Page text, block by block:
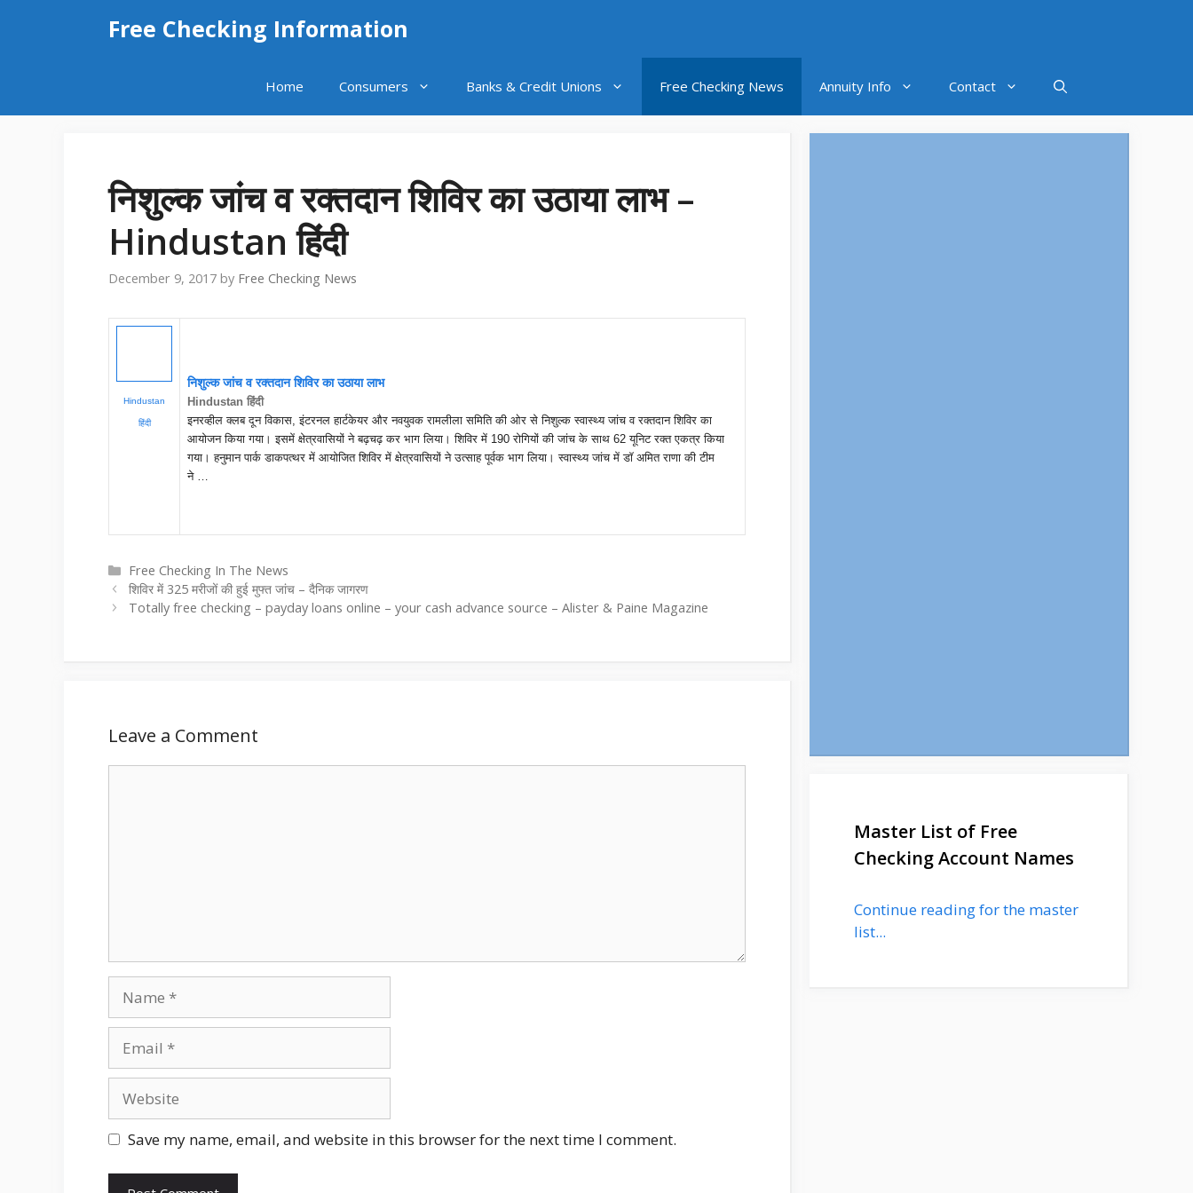
Free Checking Information
Home Consumers Banks & Credit Unions Free Checking News Annuity Info Contact
निशुल्क जांच व रक्तदान शिविर का उठाया लाभ –
Hindustan हिंदी
December 9, 2017 by Free Checking News
Hindustan
हिंदी
निशुल्क जांच व रक्तदान शिविर का उठाया लाभ
Hindustan हिंदी
इनरव्हील क्लब दून विकास, इंटरनल हार्टकेयर और नवयुवक रामलीला समिति की ओर से निशुल्क स्वास्थ्य जांच व रक्तदान शिविर का
आयोजन किया गया। इसमें क्षेत्रवासियों ने बढ़चढ़ कर भाग लिया। शिविर में 190 रोगियों की जांच के साथ 62 यूनिट रक्त एकत्र किया
गया। हनुमान पार्क डाकपत्थर में आयोजित शिविर में क्षेत्रवासियों ने उत्साह पूर्वक भाग लिया। स्वास्थ्य जांच में डॉ अमित राणा की टीम
ने …
Categories
Free Checking In The News
शिविर में 325 मरीजों की हुई मुफ्त जांच – दैनिक जागरण
Totally free checking – payday loans online – your cash advance source – Alister & Paine Magazine
Leave a Comment
Save my name, email, and website in this browser for the next time I comment.
Master List of Free
Checking Account Names
Continue reading for the master
list...